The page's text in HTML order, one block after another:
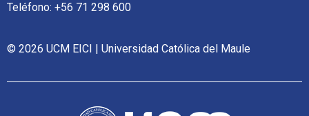
Teléfono: +56 71 298 600
© 2026 UCM EICI | Universidad Católica del Maule